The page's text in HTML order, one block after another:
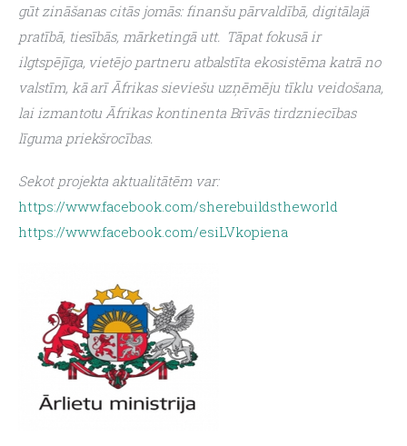
gūt zināšanas citās jomās: finanšu pārvaldībā, digitālajā
pratībā, tiesībās, mārketingā utt.  Tāpat fokusā ir
ilgtspējīga, vietējo partneru atbalstīta ekosistēma katrā no
valstīm, kā arī Āfrikas sieviešu uzņēmēju tīklu veidošana,
lai izmantotu Āfrikas kontinenta Brīvās tirdzniecības
līguma priekšrocības.
Sekot projekta aktualitātēm var:
https://www.facebook.com/sherebuildstheworld
https://www.facebook.com/esiLVkopiena